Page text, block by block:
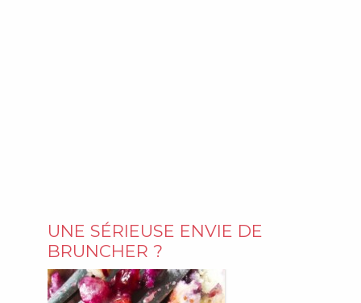
UNE SÉRIEUSE ENVIE DE
BRUNCHER ?